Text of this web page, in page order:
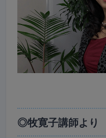
◎牧寛子講師より